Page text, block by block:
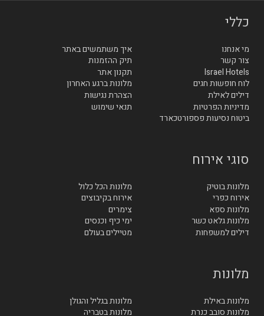
כללי
מי אנחנו
איך משתמשים באתר
צור קשר
תיק ההזמנות
Israel Hotels
תקנון אתר
לוח חופשות חגים
מלונות ברגע האחרון
דילים לאילת
הצהרת נגישות
מדיניות הפרטיות
תנאי שימוש
ביטוח נסיעות פספורטכארד
סוגי אירוח
מלונות בוטיק
מלונות הכל כלול
אירוח כפרי
אירוח בקיבוצים
מלונות ספא
צימרים
מלונות גלאט כשר
ימי כיף וכנסים
דילים למשפחות
מטיילים בעולם
מלונות
מלונות באילת
מלונות בגליל והגולן
מלונות סובב כנרת
מלונות בטבריה